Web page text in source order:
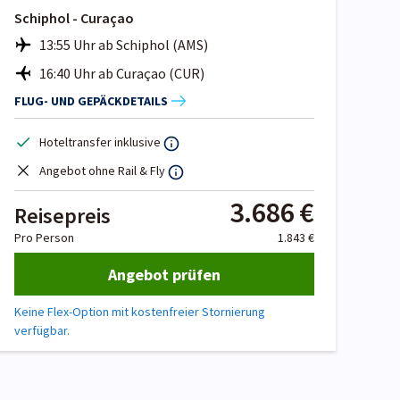
Schiphol - Curaçao
13:55 Uhr ab Schiphol (AMS)
16:40 Uhr ab Curaçao (CUR)
FLUG- UND GEPÄCKDETAILS
Hoteltransfer inklusive
Angebot ohne Rail & Fly
Reisepreis 3.686 €
Pro Person 1.843 €
Angebot prüfen
Keine Flex-Option mit kostenfreier Stornierung
verfügbar.